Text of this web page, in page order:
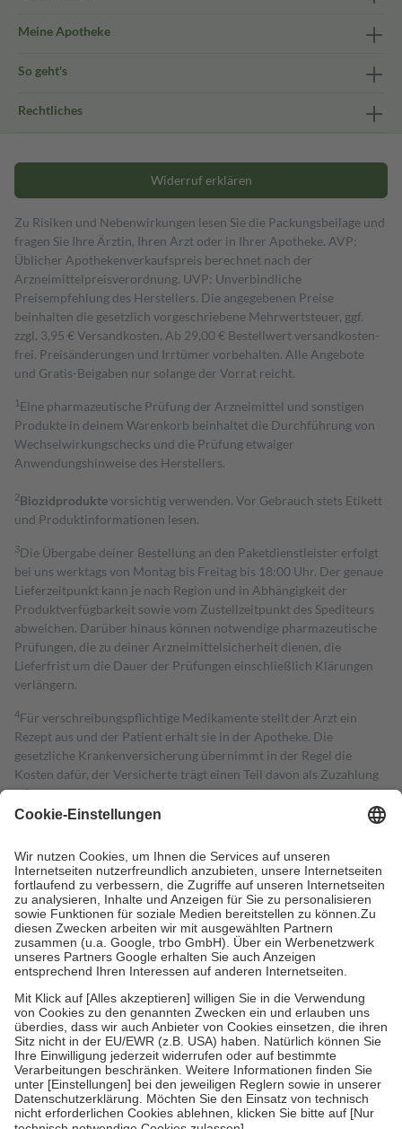
Meine Apotheke
So geht's
Rechtliches
Widerruf erklären
Zu Risiken und Nebenwirkungen lesen Sie die Packungsbeilage und
fragen Sie Ihre Ärztin, Ihren Arzt oder in Ihrer Apotheke. AVP:
Üblicher Apothekenverkaufspreis berechnet nach der
Arzneimittelpreisverordnung. UVP: Unverbindliche
Preisempfehlung des Herstellers. Die angegebenen Preise
beinhalten die gesetzlich vorgeschriebene Mehrwertsteuer, ggf.
zzgl. 3,95 € Versandkosten. Ab 29,00 € Bestell­wert versand­kosten­
frei. Preisänderungen und Irrtümer vorbehalten. Alle Angebote
und Gratis-Beigaben nur solange der Vorrat reicht.
1 Eine pharmazeutische Prüfung der Arzneimittel und sonstigen
Produkte in deinem Warenkorb beinhaltet die Durchführung von
Wechselwirkungschecks und die Prüfung etwaiger
Anwendungshinweise des Herstellers.
2Biozidproduktevorsichtig verwenden. Vor Gebrauch stets Etikett
und Produktinformationen lesen.
3Die Übergabe deiner Bestellung an den Paketdienstleister erfolgt
bei uns werktags von Montag bis Freitag bis 18:00 Uhr. Der genaue
Lieferzeitpunkt kann je nach Region und in Abhängigkeit der
Produktverfügbarkeit sowie vom Zustellzeitpunkt des Spediteurs
abweichen. Darüber hinaus können notwendige pharmazeutische
Prüfungen, die zu deiner Arzneimittelsicherheit dienen, die
Lieferfrist um die Dauer der Prüfungen einschließlich Klärungen
verlängern.
4Für verschreibungspflichtige Medikamente stellt der Arzt ein
Rezept aus und der Patient erhält sie in der Apotheke. Die
gesetzliche Krankenversicherung übernimmt in der Regel die
Kosten dafür, der Versicherte trägt einen Teil davon als Zuzahlung
mit.
Grundsätzlich leisten Mitglieder Zuzahlungen in Höhe von zehn
höchstens zehn Euro.
Es sind jedoch nie mehr als die tatsächlichen
Kosten der Leistung zu entrichten.
Diese Regeln gelten grundsätzlich auch für Online-Apotheken.
Bei Heilmitteln und häuslicher Krankenpflege beträgt die
Zuzahlung zehn Prozent der Kosten sowie zehn Euro je
Verordnung.
Um das Engagement der Versicherten für ihre eigene Gesundheit zu
stärken und die besondere Stellung der Familie zu unterstützen,
fallenkeine Zuzahlungenan bei:
• Kindern und Jugendlichen bis zum vollendeten 18. Lebensjahr
mit Ausnahme der Fahrkosten
• Untersuchungen zur Vorsorge und Früherkennung, die von der
GKV getragen werden
• empfohlenen Schutzimpfungen
• Harn- und Blutteststreifen